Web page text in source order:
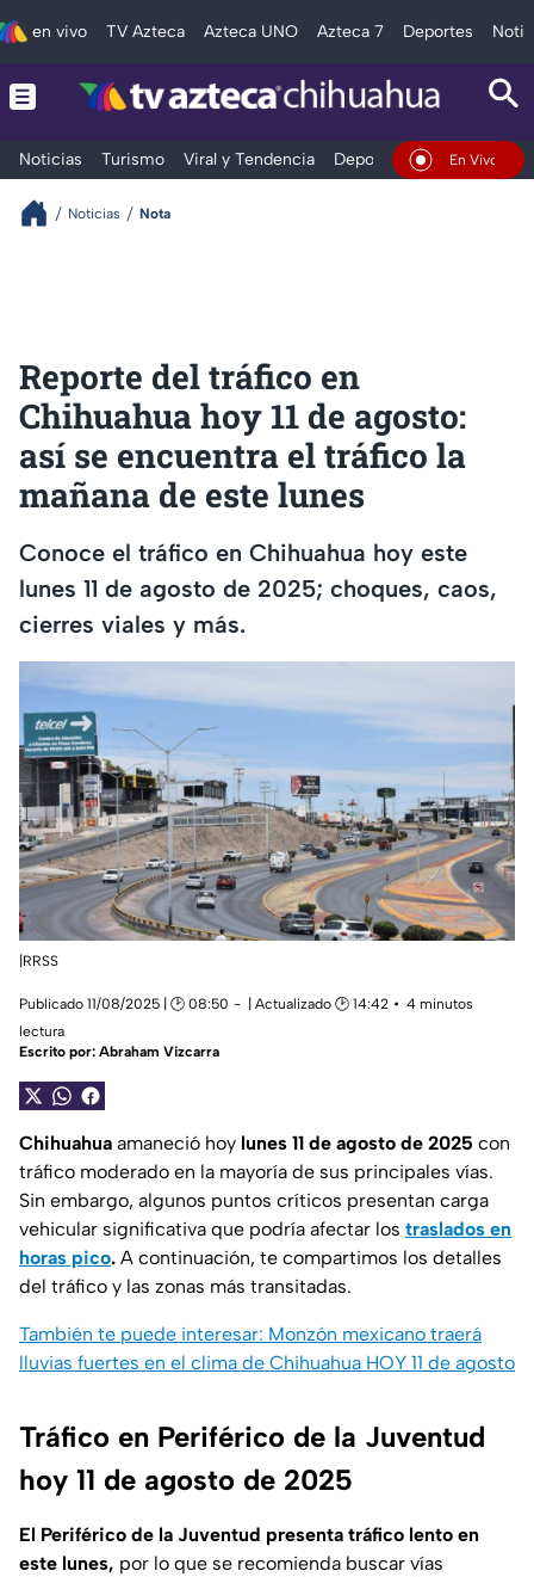
en vivo TV Azteca Azteca UNO Azteca 7 Deportes
Noticias Turismo Viral y Tendencia Deportes Espectáculos
En Vivo
Noticias Nota
Reporte del tráfico en
Chihuahua hoy 11 de agosto:
así se encuentra el tráfico la
mañana de este lunes
Conoce el tráfico en Chihuahua hoy este
lunes 11 de agosto de 2025; choques, caos,
cierres viales y más.
|RRSS
Publicado 11/08/2025 | 🕑 08:50 | Actualizado 🕑 14:42
4 minutos
lectura
Escrito por: Abraham Vizcarra
Chihuahua amaneció hoy lunes 11 de agosto de 2025 con
tráfico moderado en la mayoría de sus principales vías.
Sin embargo, algunos puntos críticos presentan carga
vehicular significativa que podría afectar los traslados en
horas pico. A continuación, te compartimos los detalles
del tráfico y las zonas más transitadas.
También te puede interesar: Monzón mexicano traerá
lluvias fuertes en el clima de Chihuahua HOY 11 de agosto
Tráfico en Periférico de la Juventud
hoy 11 de agosto de 2025
El Periférico de la Juventud presenta tráfico lento en
este lunes, por lo que se recomienda buscar vías